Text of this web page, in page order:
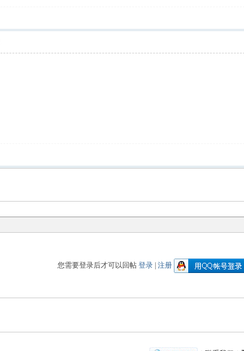
您需要登录后才可以回帖 登录| 注册